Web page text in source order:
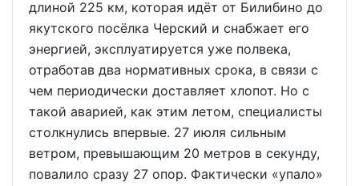
длиной 225 км, которая идёт от Билибино до
якутского посёлка Черский и снабжает его
энергией, эксплуатируется уже полвека,
отработав два нормативных срока, в связи с
чем периодически доставляет хлопот. Но с
такой аварией, как этим летом, специалисты
столкнулись впервые. 27 июля сильным
ветром, превышающим 20 метров в секунду,
повалило сразу 27 опор. Фактически «упало»